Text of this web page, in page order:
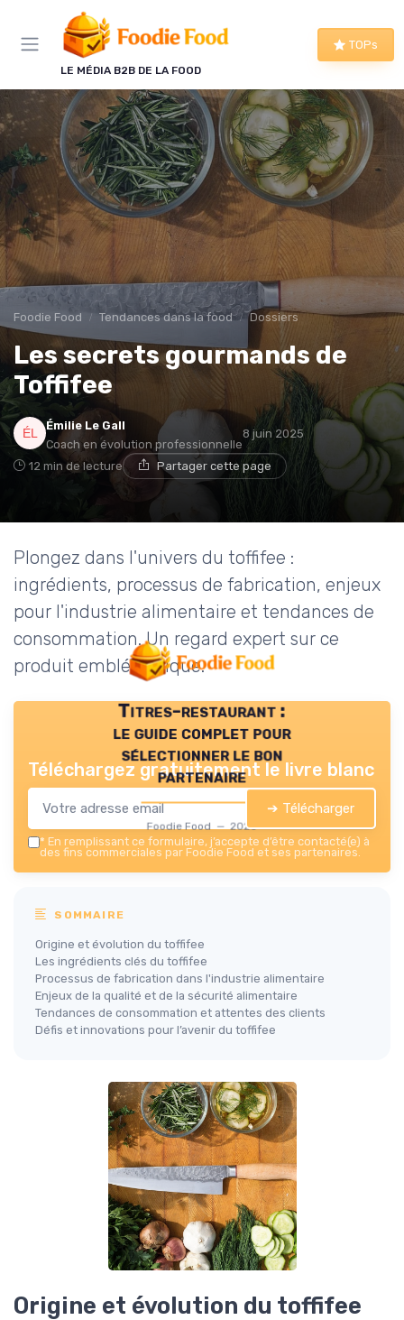
LE MÉDIA B2B DE LA FOOD
TOPs
Foodie Food Tendances dans la food Dossiers
Les secrets gourmands de
Toffifee
Émilie Le Gall
Coach en évolution professionnelle
8 juin 2025
12 min de lecture Partager cette page
Plongez dans l'univers du toffifee :
ingrédients, processus de fabrication, enjeux
pour l'industrie alimentaire et tendances de
consommation. Un regard expert sur ce
produit emblématique.
Titres-restaurant :
le guide complet pour
sélectionner le bon
partenaire
Foodie Food — 2026
Téléchargez gratuitement le livre blanc
➔ Télécharger
* En remplissant ce formulaire, j’accepte d’être contacté(e) à
des fins commerciales par Foodie Food et ses partenaires.
SOMMAIRE
Origine et évolution du toffifee
Les ingrédients clés du toffifee
Processus de fabrication dans l'industrie alimentaire
Enjeux de la qualité et de la sécurité alimentaire
Tendances de consommation et attentes des clients
Défis et innovations pour l’avenir du toffifee
Origine et évolution du toffifee
Panneau de gestion des cookies